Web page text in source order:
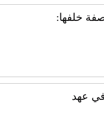
خلفها:
في عهد